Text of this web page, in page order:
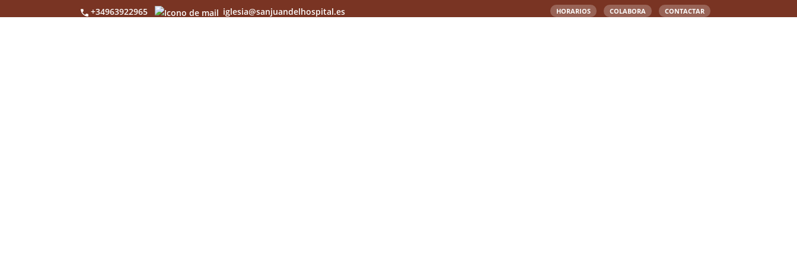
+34963922965 iglesia@sanjuandelhospital.es HORARIOS COLABORA CONTACTAR